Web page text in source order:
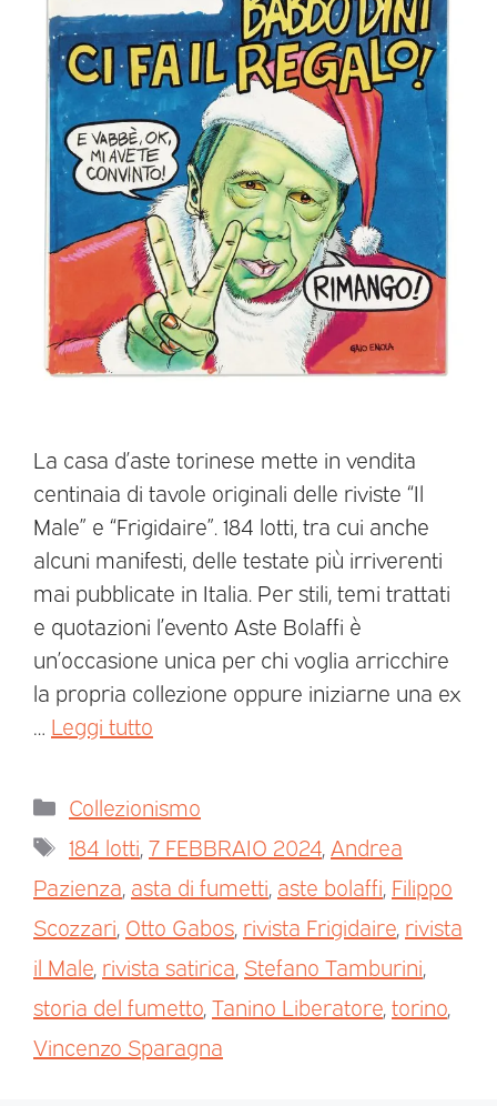
La casa d’aste torinese mette in vendita
centinaia di tavole originali delle riviste “Il
Male” e “Frigidaire”. 184 lotti, tra cui anche
alcuni manifesti, delle testate più irriverenti
mai pubblicate in Italia. Per stili, temi trattati
e quotazioni l’evento Aste Bolaffi è
un’occasione unica per chi voglia arricchire
la propria collezione oppure iniziarne una ex
Leggi tutto
Collezionismo
184 lotti 7 FEBBRAIO 2024 Andrea
Pazienza asta di fumetti aste bolaffi Filippo
Scozzari Otto Gabos rivista Frigidaire rivista
il Male rivista satirica Stefano Tamburini
storia del fumetto Tanino Liberatore torino
Vincenzo Sparagna